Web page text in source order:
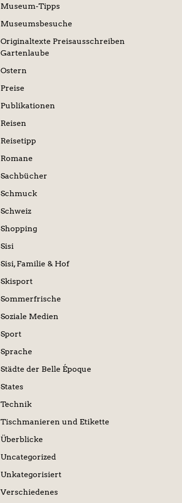
Museum-Tipps
Museumsbesuche
Originaltexte Preisausschreiben
Gartenlaube
Ostern
Preise
Publikationen
Reisen
Reisetipp
Romane
Sachbücher
Schmuck
Schweiz
Shopping
Sisi
Sisi, Familie & Hof
Skisport
Sommerfrische
Soziale Medien
Sport
Sprache
Städte der Belle Époque
States
Technik
Tischmanieren und Etikette
Überblicke
Uncategorized
Unkategorisiert
Verschiedenes